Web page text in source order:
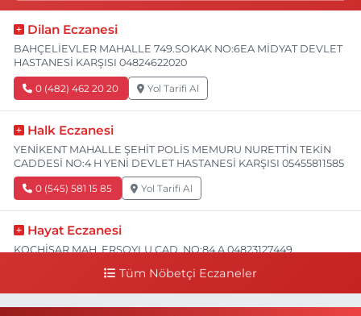
Dilan Eczanesi
BAHÇELİEVLER MAHALLE 749.SOKAK NO:6EA MİDYAT DEVLET
HASTANESİ KARŞISI 04824622020
0 (482) 462 20 20 Yol Tarifi Al
Halk Eczanesi
YENİKENT MAHALLE ŞEHİT POLİS MEMURU NURETTİN TEKİN
CADDESİ NO:4 H YENİ DEVLET HASTANESİ KARŞISI 05455811585
0 (545) 581 15 85 Yol Tarifi Al
Hayat Eczanesi
KOÇHİSAR MAH. ERSOYLU CAD. NO:84 A 04823127449
0 (482) 312 74 49 Yol Tarifi Al
Tüm Nöbetçi Eczaneler